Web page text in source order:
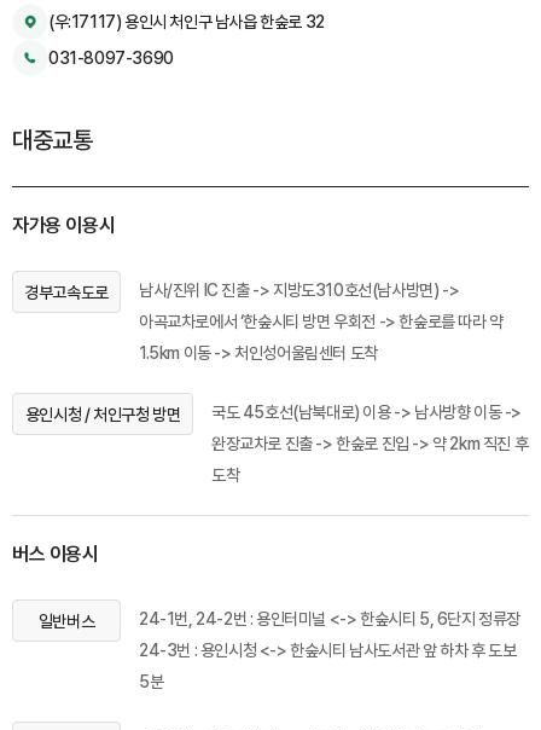
(우:17117) 용인시 처인구 남사읍 한숲로 32
031-8097-3690
대중교통
자가용 이용시
경부고속도로
남사/진위 IC 진출 -> 지방도310호선(남사방면) ->
아곡교차로에서 ‘한숲시티 방면 우회전 -> 한숲로를 따라 약
1.5km 이동 -> 처인성어울림센터 도착
용인시청 / 처인구청 방면
국도 45호선(남북대로) 이용 -> 남사방향 이동 ->
완장교차로 진출 -> 한숲로 진입 -> 약 2km 직진 후
도착
버스 이용시
일반버스
24-1번, 24-2번 : 용인터미널 <-> 한숲시티 5, 6단지 정류장
24-3번 : 용인시청 <-> 한숲시티 남사도서관 앞 하차 후 도보
5분